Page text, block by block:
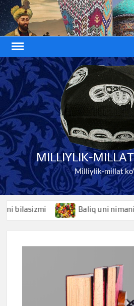
Skip
to
content
MILLIYLIK-
Milliylik-millat
Baliq uni nimani